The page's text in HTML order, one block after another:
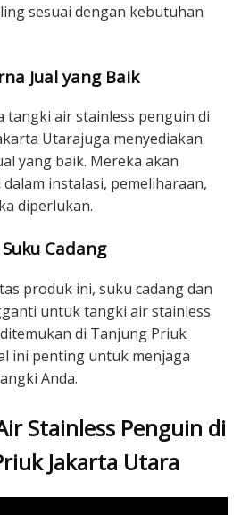
sesuai dengan kebutuhan
Jual yang Baik
tangki air stainless penguin di
Utarajuga menyediakan
yang baik. Mereka akan
instalasi, pemeliharaan,
diperlukan.
Cadang
produk ini, suku cadang dan
untuk tangki air stainless
di Tanjung Priuk
ini penting untuk menjaga
Anda.
Stainless Penguin di
Jakarta Utara